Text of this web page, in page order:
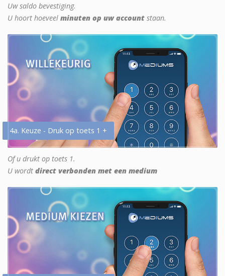
Uw saldo bevestiging.
U hoort hoeveel minuten op uw account staan.
4a. Keuze - Druk op toets 1 +
Of u drukt op toets 1.
U wordt direct verbonden met een medium